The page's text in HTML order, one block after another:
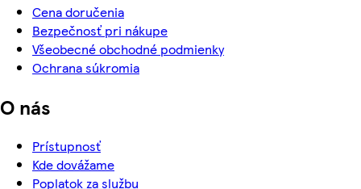
Cena doručenia
Bezpečnosť pri nákupe
Všeobecné obchodné podmienky
Ochrana súkromia
O nás
Prístupnosť
Kde dovážame
Poplatok za službu